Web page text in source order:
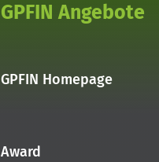
GPFIN Angebote
GPFIN Homepage
Award